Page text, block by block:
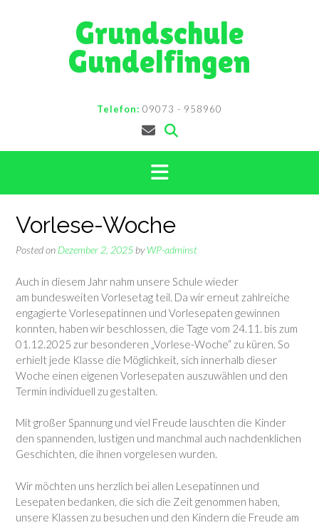
Grundschule
Gundelfingen
Telefon: 09073 - 958960
Vorlese-Woche
Posted on Dezember 2, 2025 byWP-adminst
Auch in diesem Jahr nahm unsere Schule wieder
am bundesweiten Vorlesetag teil. Da wir erneut zahlreiche
engagierte Vorlesepatinnen und Vorlesepaten gewinnen
konnten, haben wir beschlossen, die Tage vom 24.11. bis zum
01.12.2025 zur besonderen „Vorlese-Woche“ zu küren. So
erhielt jede Klasse die Möglichkeit, sich innerhalb dieser
Woche einen eigenen Vorlesepaten auszuwählen und den
Termin individuell zu gestalten.
Mit großer Spannung und viel Freude lauschten die Kinder
den spannenden, lustigen und manchmal auch nachdenklichen
Geschichten, die ihnen vorgelesen wurden.
Wir möchten uns herzlich bei allen Lesepatinnen und
Lesepaten bedanken, die sich die Zeit genommen haben,
unsere Klassen zu besuchen und den Kindern die Freude am